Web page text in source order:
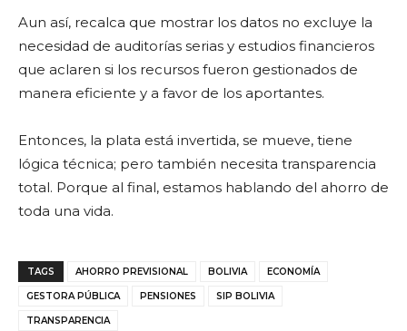
Aun así, recalca que mostrar los datos no excluye la
necesidad de auditorías serias y estudios financieros
que aclaren si los recursos fueron gestionados de
manera eficiente y a favor de los aportantes.
Entonces, la plata está invertida, se mueve, tiene
lógica técnica; pero también necesita transparencia
total. Porque al final, estamos hablando del ahorro de
toda una vida.
TAGS AHORRO PREVISIONAL BOLIVIA ECONOMÍA
GESTORA PÚBLICA PENSIONES SIP BOLIVIA
TRANSPARENCIA